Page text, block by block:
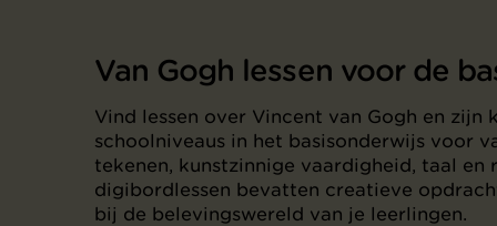
Van Gogh lessen voor de
Vind lessen over Vincent van Gogh en zijn
schoolniveaus in het basisonderwijs voor
tekenen, kunstzinnige vaardigheid, taal en
digibordlessen bevatten creatieve
bij de belevingswereld van je leerlingen.